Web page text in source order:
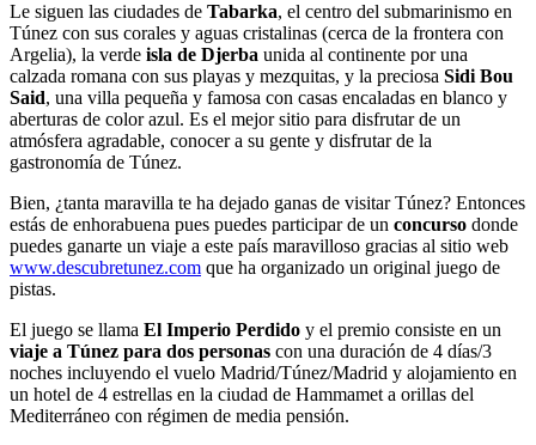
Le siguen las ciudades de Tabarka, el centro del submarinismo en
Túnez con sus corales y aguas cristalinas (cerca de la frontera con
Argelia), la verde isla de Djerba unida al continente por una
calzada romana con sus playas y mezquitas, y la preciosa Sidi Bou
Said, una villa pequeña y famosa con casas encaladas en blanco y
aberturas de color azul. Es el mejor sitio para disfrutar de un
atmósfera agradable, conocer a su gente y disfrutar de la
gastronomía de Túnez.
Bien, ¿tanta maravilla te ha dejado ganas de visitar Túnez? Entonces
estás de enhorabuena pues puedes participar de un concurso donde
puedes ganarte un viaje a este país maravilloso gracias al sitio web
www.descubretunez.com que ha organizado un original juego de
pistas.
El juego se llama El Imperio Perdido y el premio consiste en un
viaje a Túnez para dos personas con una duración de 4 días/3
noches incluyendo el vuelo Madrid/Túnez/Madrid y alojamiento en
un hotel de 4 estrellas en la ciudad de Hammamet a orillas del
Mediterráneo con régimen de media pensión.